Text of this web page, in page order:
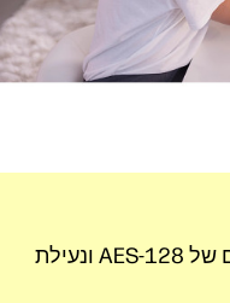
תרגיש בטוח עם הצפנת נתונים של AES-128 ונעילת